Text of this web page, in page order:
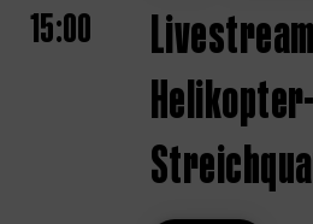
15:00
Helikopter-